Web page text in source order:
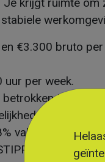
€3.300 bruto
uur per week.
betrokken team.
binnen
vakantietoeslag.